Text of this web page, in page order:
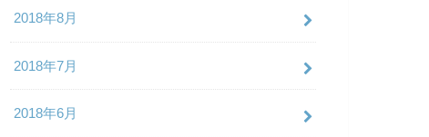
2018年8月
2018年7月
2018年6月